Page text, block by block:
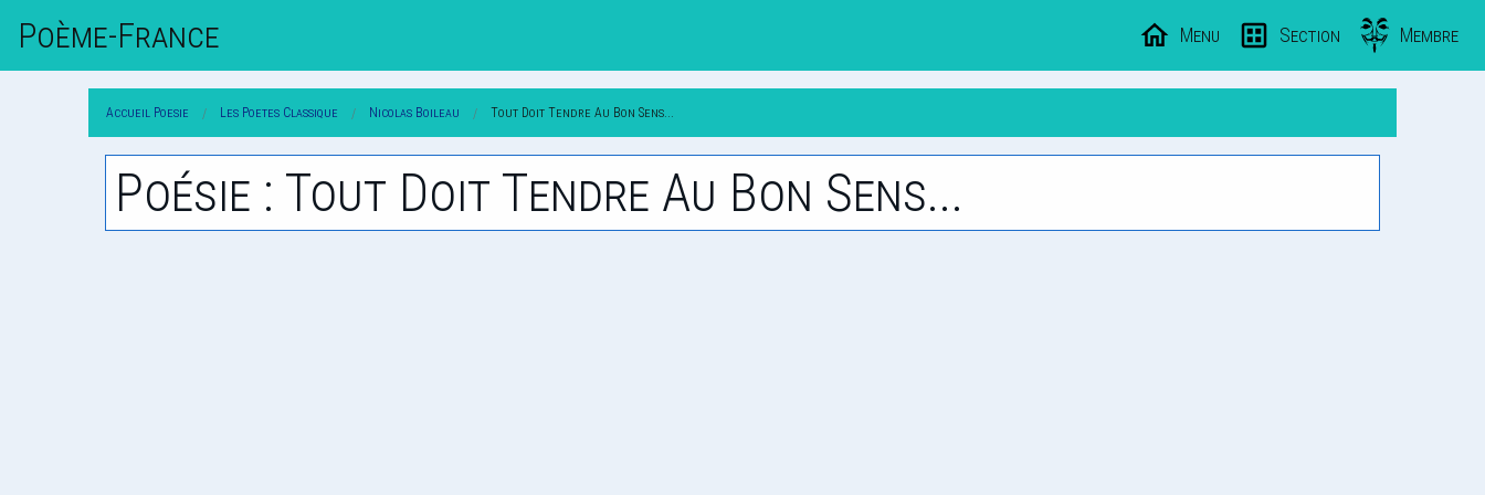
Poème-FrAnce Menu Section Membre
Accueil Poesie Les Poetes Classique Nicolas Boileau Tout Doit Tendre Au Bon Sens...
Poésie : Tout Doit Tendre Au Bon Sens...